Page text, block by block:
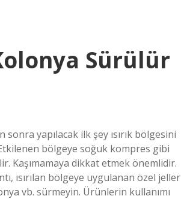
Sürülür
sonra yapılacak ilk şey ısırık bölgesini
bölgeye soğuk kompres gibi
Kaşımamaya dikkat etmek önemlidir.
ısırılan bölgeye uygulanan özel jeller
vb. sürmeyin. Ürünlerin kullanımı